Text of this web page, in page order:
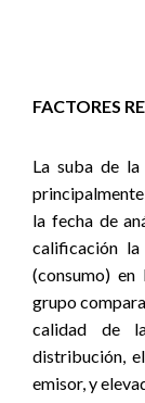
FACTORES
La suba de
la fecha de
calificación
(consumo)
grupo
calidad de
distribución,
emisor, y